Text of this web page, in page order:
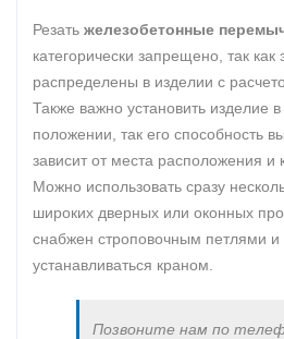
Резать железобетонные
категорически запрещено, так
распределены в изделии с
Также важно установить изделие
положении, так его способность
зависит от места расположения и
Можно использовать сразу
широких дверных или оконных
снабжен строповочным петлями и
устанавливаться краном.
Позвоните нам по